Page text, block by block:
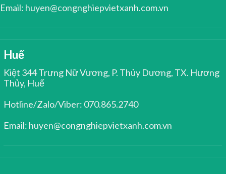
Email: huyen@congnghiepvietxanh.com.vn
Huế
Kiệt 344 Trưng Nữ Vương, P. Thủy Dương, TX. Hương
Thủy, Huế
Hotline/Zalo/Viber: 070.865.2740
Email: huyen@congnghiepvietxanh.com.vn